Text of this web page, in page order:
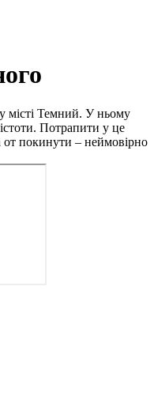
місті Темний. У ньому
Потрапити у це
от покинути – неймовірно